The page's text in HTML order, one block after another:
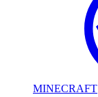
MINECRAFT